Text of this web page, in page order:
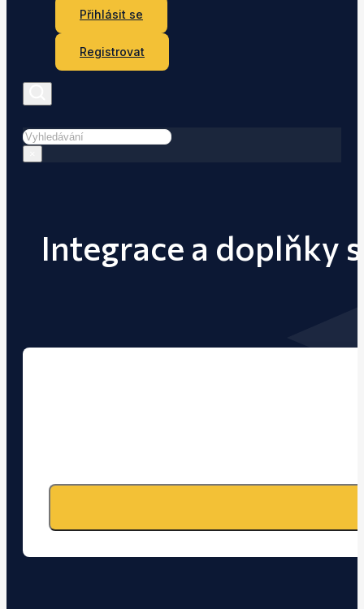
Přihlásit se
Registrovat
Hledat
Integrace a doplňky